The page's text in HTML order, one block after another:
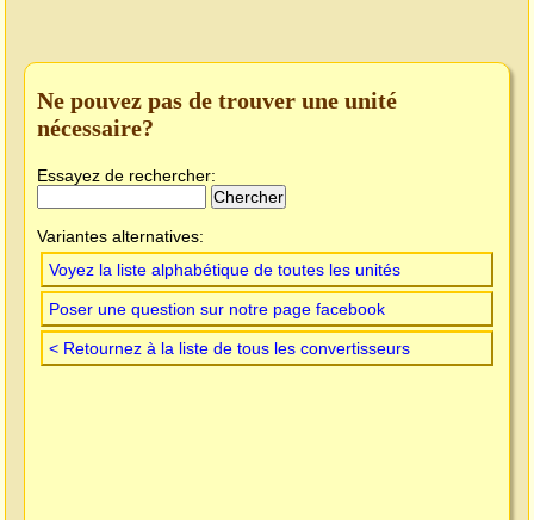
Ne pouvez pas de trouver une unité
nécessaire?
Essayez de rechercher:
Variantes alternatives:
Voyez la liste alphabétique de toutes les unités
Poser une question sur notre page facebook
< Retournez à la liste de tous les convertisseurs